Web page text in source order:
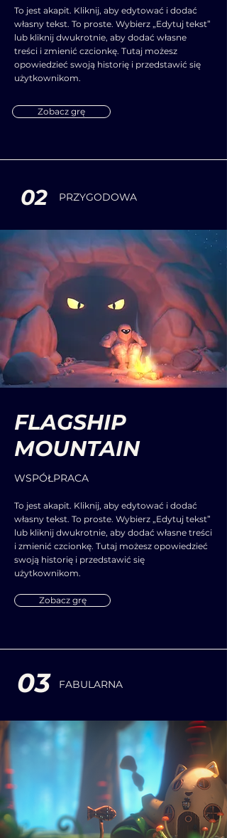
To jest akapit. Kliknij, aby edytować i dodać
własny tekst. To proste. Wybierz „Edytuj tekst”
lub kliknij dwukrotnie, aby dodać własne
treści i zmienić czcionkę. Tutaj możesz
opowiedzieć swoją historię i przedstawić się
użytkownikom.
Zobacz grę
02 PRZYGODOWA
FLAGSHIP
MOUNTAIN
WSPÓŁPRACA
To jest akapit. Kliknij, aby edytować i dodać
własny tekst. To proste. Wybierz „Edytuj tekst”
lub kliknij dwukrotnie, aby dodać własne treści
i zmienić czcionkę. Tutaj możesz opowiedzieć
swoją historię i przedstawić się
użytkownikom.
Zobacz grę
03 FABULARNA